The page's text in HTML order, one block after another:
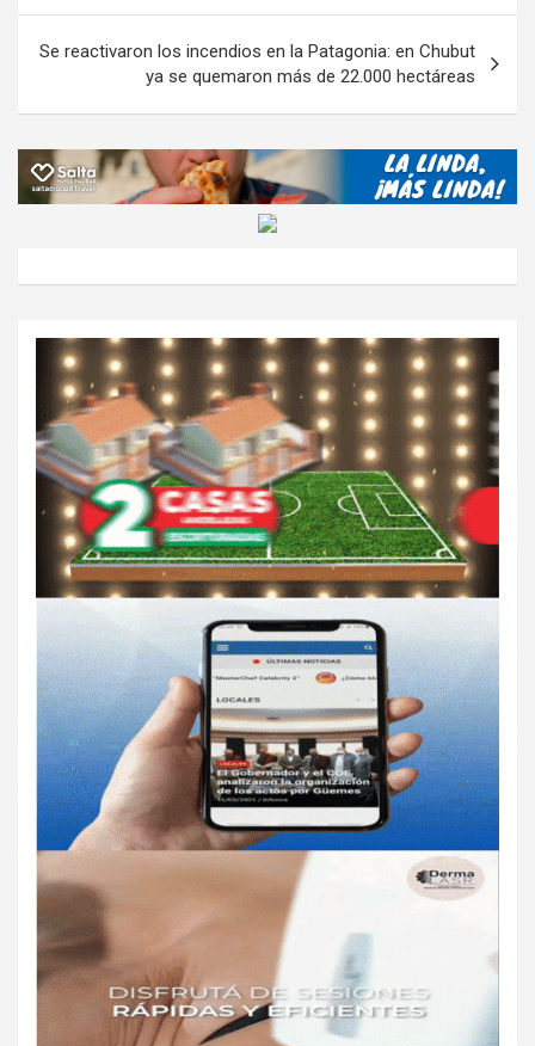
tir
entradas
Se reactivaron los incendios en la Patagonia: en Chubut
ya se quemaron más de 22.000 hectáreas